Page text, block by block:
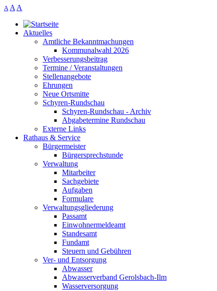
A A A
Aktuelles
Amtliche Bekanntmachungen
Kommunalwahl 2026
Verbesserungsbeitrag
Termine / Veranstaltungen
Stellenangebote
Ehrungen
Neue Ortsmitte
Schyren-Rundschau
Schyren-Rundschau - Archiv
Abgabetermine Rundschau
Externe Links
Rathaus & Service
Bürgermeister
Bürgersprechstunde
Verwaltung
Mitarbeiter
Sachgebiete
Aufgaben
Formulare
Verwaltungsgliederung
Passamt
Einwohnermeldeamt
Standesamt
Fundamt
Steuern und Gebühren
Ver- und Entsorgung
Abwasser
Abwasserverband Gerolsbach-Ilm
Wasserversorgung